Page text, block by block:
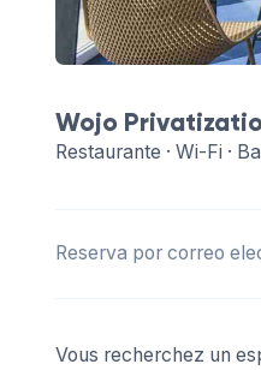
Wojo
Restaurante · Wi-Fi ·
Reserva por correo
Vous recherchez un